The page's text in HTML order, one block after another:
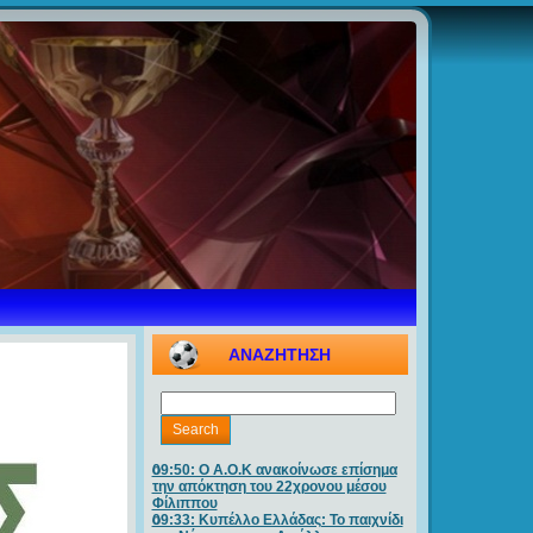
ΑΝΑΖΗΤΗΣΗ
09:50: O A.O.K ανακοίνωσε επίσημα
την απόκτηση του 22χρονου μέσου
Φίλιππου
09:33: Κυπέλλο Ελλάδας: Το παιχνίδι